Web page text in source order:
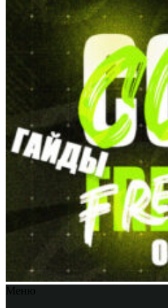
Меню